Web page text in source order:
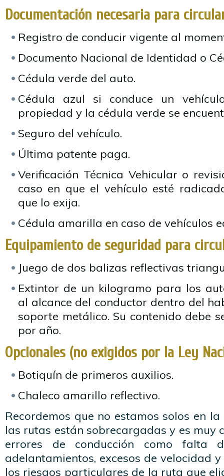
Documentación necesaria para
Registro de conducir vigente al
Documento Nacional de Identidad o
Cédula verde del auto.
Cédula azul si conduce un
propiedad y la cédula verde se
Seguro del vehículo.
Última patente paga.
Verificación Técnica Vehicular o
caso en que el vehículo esté
que lo exija.
Cédula amarilla en caso de vehículos
Equipamiento de seguridad para
Juego de dos balizas reflectivas
Extintor de un kilogramo para los
al alcance del conductor dentro del
soporte metálico. Su contenido debe
por año.
Opcionales (no exigidos por la Ley
Botiquín de primeros auxilios.
Chaleco amarillo reflectivo.
Recordemos que no estamos solos en
las rutas están sobrecargadas y es muy
errores de conducción como falta
adelantamientos, excesos de velocidad
los riesgos particulares de la ruta que